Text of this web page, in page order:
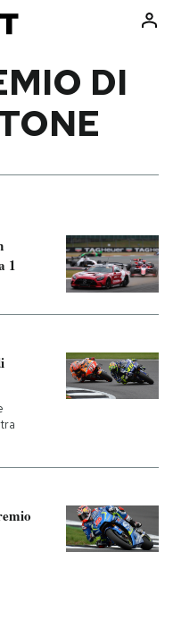
Libri
Ok Boomer!
Mondiali calcio 2026
DI
1